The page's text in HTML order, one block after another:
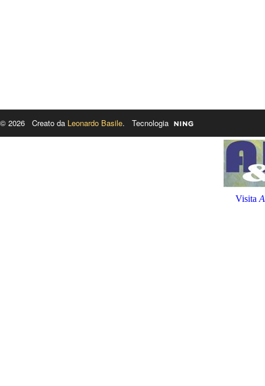
© 2026 Creato da Leonardo Basile. Tecnologia
Visita